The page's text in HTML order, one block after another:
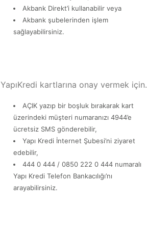
Akbank Direkt’i kullanabilir veya
Akbank şubelerinden işlem
sağlayabilirsiniz.
YapıKredi kartlarına onay vermek için.
AÇIK yazıp bir boşluk bırakarak kart
üzerindeki müşteri numaranızı 4944’e
ücretsiz SMS gönderebilir,
Yapı Kredi İnternet Şubesi’ni ziyaret
edebilir,
444 0 444 / 0850 222 0 444 numaralı
Yapı Kredi Telefon Bankacılığı’nı
arayabilirsiniz.